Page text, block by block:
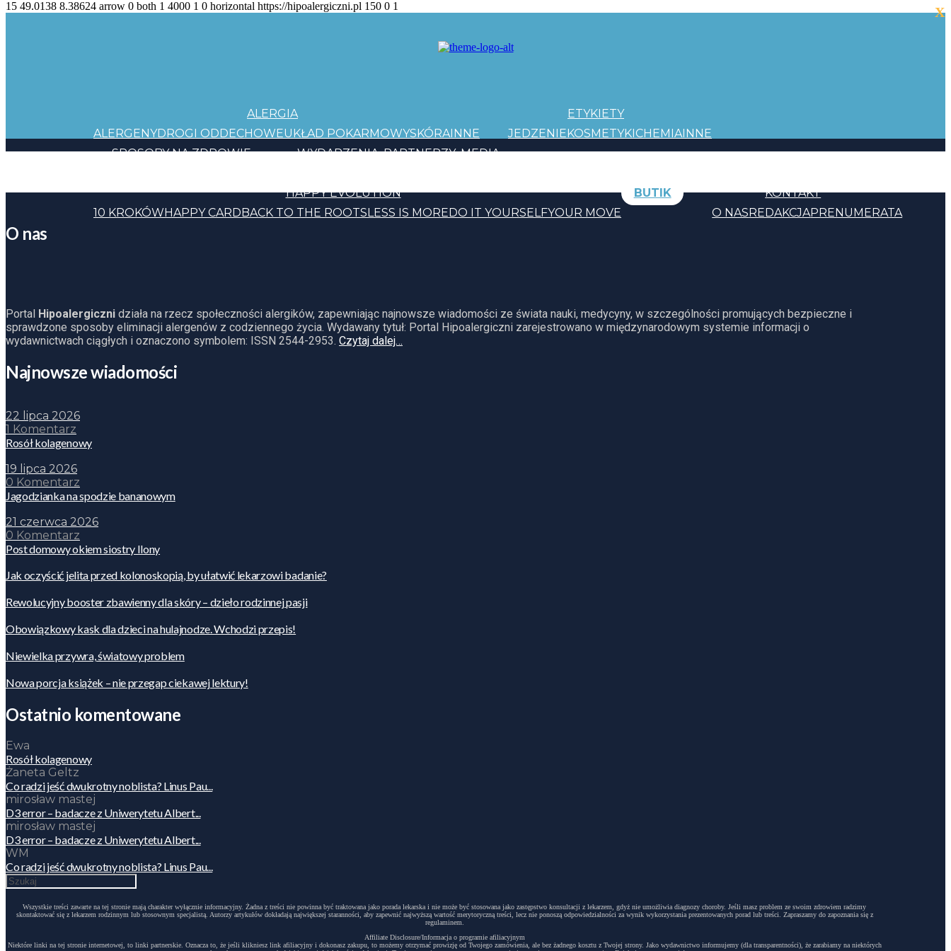
15 49.0138 8.38624 arrow 0 both 1 4000 1 0 horizontal https://hipoalergiczni.pl 150 0 1
ALERGIA
ALERGENYDROGI ODDECHOWEUKŁAD POKARMOWYSKÓRAINNE
ETYKIETY
JEDZENIEKOSMETYKICHEMIAINNE
SPOSOBY NA ZDROWIE
WYDARZENIA PARTNERZY MEDIA
HAPPY EVOLUTION
10 KROKÓWHAPPY CARDBACK TO THE ROOTSLESS IS MOREDO IT YOURSELFYOUR MOVE
BUTIK
KONTAKT
O NASREDAKCJAPRENUMERATA
O nas
Portal Hipoalergiczni działa na rzecz społeczności alergików, zapewniając najnowsze wiadomości ze świata nauki, medycyny, w szczególności promujących bezpieczne i
sprawdzone sposoby eliminacji alergenów z codziennego życia. Wydawany tytuł: Portal Hipoalergiczni zarejestrowano w międzynarodowym systemie informacji o
wydawnictwach ciągłych i oznaczono symbolem: ISSN 2544-2953. Czytaj dalej…
Najnowsze wiadomości
22 lipca 2026
1 Komentarz
Rosół kolagenowy
19 lipca 2026
0 Komentarz
Jagodzianka na spodzie bananowym
21 czerwca 2026
0 Komentarz
Post domowy okiem siostry Ilony
Jak oczyścić jelita przed kolonoskopią, by ułatwić lekarzowi badanie?
Rewolucyjny booster zbawienny dla skóry – dzieło rodzinnej pasji
Obowiązkowy kask dla dzieci na hulajnodze. Wchodzi przepis!
Niewielka przywra, światowy problem
Nowa porcja książek – nie przegap ciekawej lektury!
Ostatnio komentowane
Ewa
Rosół kolagenowy
Żaneta Geltz
Co radzi jeść dwukrotny noblista? Linus Pau...
mirosław mastej
D3 error – badacze z Uniwerytetu Albert...
mirosław mastej
D3 error – badacze z Uniwerytetu Albert...
WM
Co radzi jeść dwukrotny noblista? Linus Pau...
Wszystkie treści zawarte na tej stronie mają charakter wyłącznie informacyjny. Żadna z treści nie powinna być traktowana jako porada lekarska i nie może być stosowana jako zastępstwo konsultacji z lekarzem, gdyż nie umożliwia diagnozy choroby. Jeśli masz problem ze swoim zdrowiem radzimy
skontaktować się z lekarzem rodzinnym lub stosownym specjalistą. Autorzy artykułów dokładają największej staranności, aby zapewnić najwyższą wartość merytoryczną treści, lecz nie ponoszą odpowiedzialności za wynik wykorzystania prezentowanych porad lub treści. Zapraszamy do zapoznania się z
regulaminem.
Affiliate Disclosure/Informacja o programie afiliacyjnym
Niektóre linki na tej stronie internetowej, to linki partnerskie. Oznacza to, że jeśli klikniesz link afiliacyjny i dokonasz zakupu, to możemy otrzymać prowizję od Twojego zamówienia, ale bez żadnego kosztu z Twojej strony. Jako wydawnictwo informujemy (dla transparentności), że zarabiamy na niektórych
X